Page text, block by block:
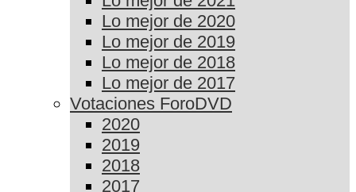
Lo mejor de 2020
Lo mejor de 2019
Lo mejor de 2018
Lo mejor de 2017
Votaciones ForoDVD
2020
2019
2018
2017